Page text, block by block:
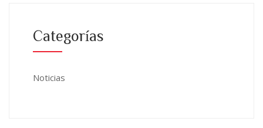
Categorías
Noticias